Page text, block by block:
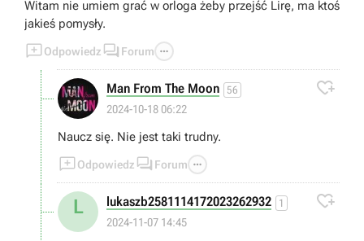
Witam nie umiem grać w orloga żeby przejść Lirę, ma ktoś
jakieś pomysły.
Odpowiedz  Forum 
Man From The Moon 56
2024-10-18 06:22

Naucz się. Nie jest taki trudny.
Odpowiedz  Forum 
L lukaszb2581114172023262932 1
2024-11-07 14:45
